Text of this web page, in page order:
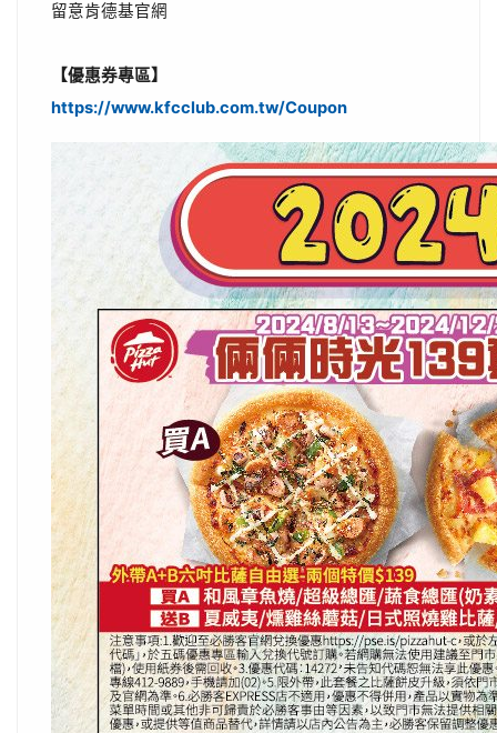
留意肯德基官網
【優惠券專區】
https://www.kfcclub.com.tw/Coupon